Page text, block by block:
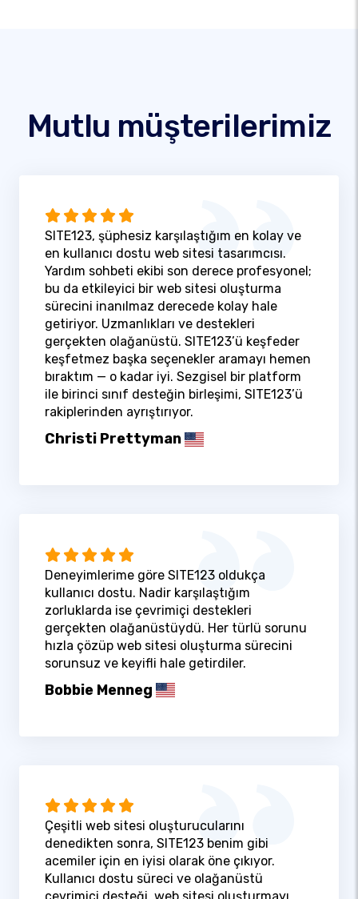
Mutlu müşterilerimiz
SITE123, şüphesiz karşılaştığım en kolay ve
en kullanıcı dostu web sitesi tasarımcısı.
Yardım sohbeti ekibi son derece profesyonel;
bu da etkileyici bir web sitesi oluşturma
sürecini inanılmaz derecede kolay hale
getiriyor. Uzmanlıkları ve destekleri
gerçekten olağanüstü. SITE123’ü keşfeder
keşfetmez başka seçenekler aramayı hemen
bıraktım — o kadar iyi. Sezgisel bir platform
ile birinci sınıf desteğin birleşimi, SITE123’ü
rakiplerinden ayrıştırıyor.
Christi Prettyman
Deneyimlerime göre SITE123 oldukça
kullanıcı dostu. Nadir karşılaştığım
zorluklarda ise çevrimiçi destekleri
gerçekten olağanüstüydü. Her türlü sorunu
hızla çözüp web sitesi oluşturma sürecini
sorunsuz ve keyifli hale getirdiler.
Bobbie Menneg
Çeşitli web sitesi oluşturucularını
denedikten sonra, SITE123 benim gibi
acemiler için en iyisi olarak öne çıkıyor.
Kullanıcı dostu süreci ve olağanüstü